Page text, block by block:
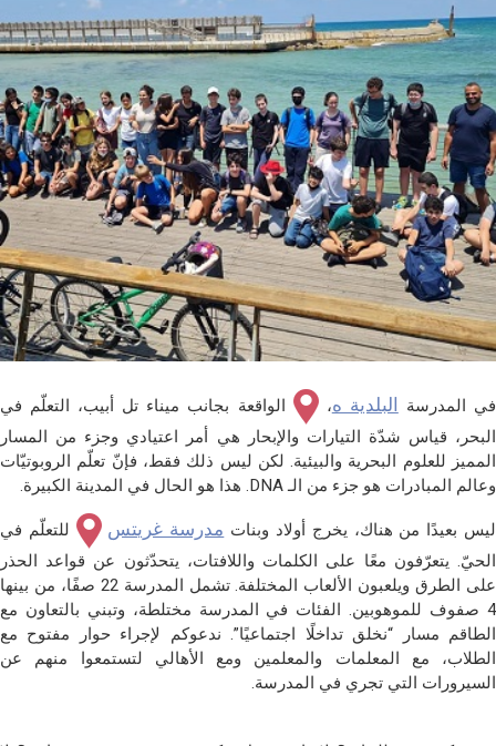
في المدرسة البلدية ه،
الواقعة بجانب ميناء تل أبيب، التعلّم في
البحر، قياس شدّة التيارات والإبحار هي أمر اعتيادي وجزء من المسار
المميز للعلوم البحرية والبيئية. لكن ليس ذلك فقط، فإنّ تعلّم الروبوتيّات
وعالم المبادرات هو جزء من الـ DNA. هذا هو الحال في المدينة الكبيرة.
ليس بعيدًا من هناك، يخرج أولاد وبناتمدرسة غريتس
للتعلّم في
الحيّ. يتعرّفون معًا على الكلمات واللافتات، يتحدّثون عن قواعد الحذر
على الطرق ويلعبون الألعاب المختلفة. تشمل المدرسة 22 صفًا، من بينها
4 صفوف للموهوبين. الفئات في المدرسة مختلطة، وتبني بالتعاون مع
الطاقم مسار “نخلق تداخلًا اجتماعيًا”. ندعوكم لإجراء حوار مفتوح مع
الطلاب، مع المعلمات والمعلمين ومع الأهالي لتستمعوا منهم عن
السيرورات التي تجري في المدرسة.